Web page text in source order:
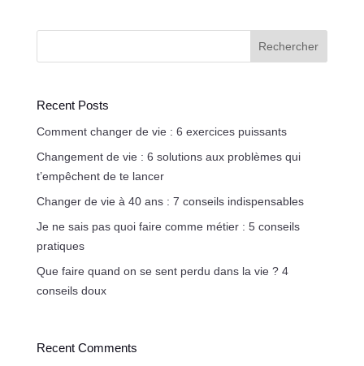
Rechercher
Recent Posts
Comment changer de vie : 6 exercices puissants
Changement de vie : 6 solutions aux problèmes qui
t’empêchent de te lancer
Changer de vie à 40 ans : 7 conseils indispensables
Je ne sais pas quoi faire comme métier : 5 conseils
pratiques
Que faire quand on se sent perdu dans la vie ? 4
conseils doux
Recent Comments